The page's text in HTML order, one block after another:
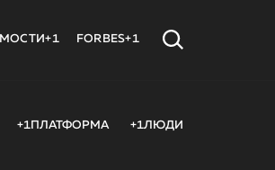
FORBES+1
+1ПЛАТФОРМА +1ЛЮДИ